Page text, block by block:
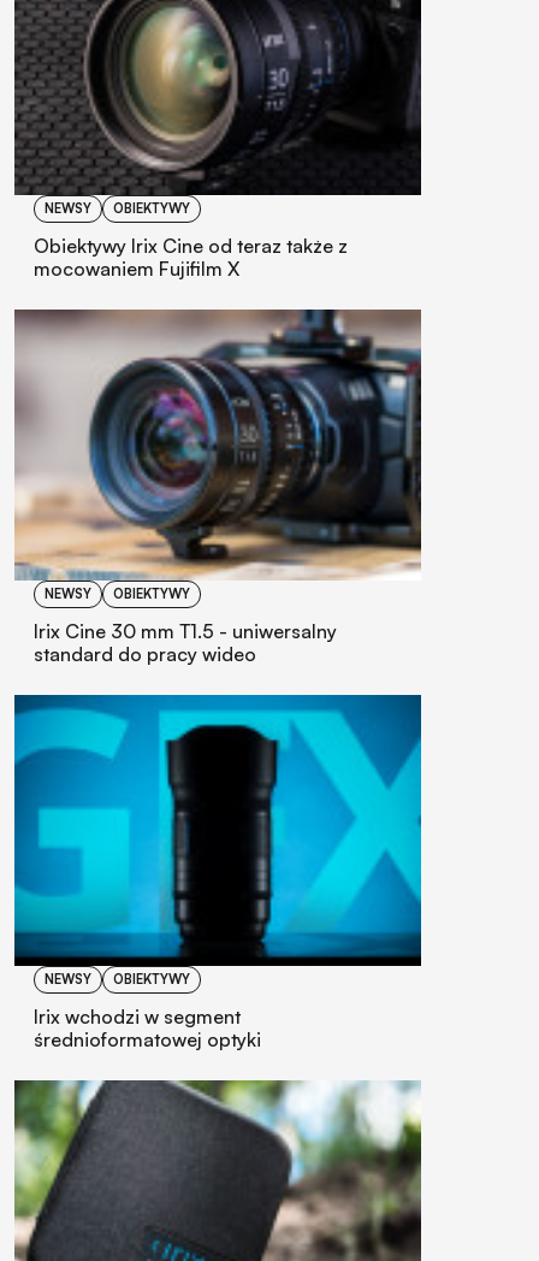
NEWSY OBIEKTYWY
Obiektywy Irix Cine od teraz także z
mocowaniem Fujifilm X
NEWSY OBIEKTYWY
Irix Cine 30 mm T1.5 - uniwersalny
standard do pracy wideo
NEWSY OBIEKTYWY
Irix wchodzi w segment
średnioformatowej optyki